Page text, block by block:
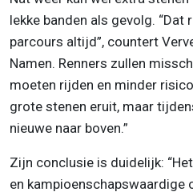
lekke banden als gevolg.
parcours altijd”, countert
Namen. Renners zullen
moeten rijden en minder
grote stenen eruit, maar
nieuwe naar boven.”
Zijn conclusie is duidelijk:
en kampioenschapswaardige